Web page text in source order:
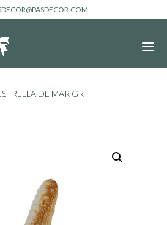
DE MAR GR